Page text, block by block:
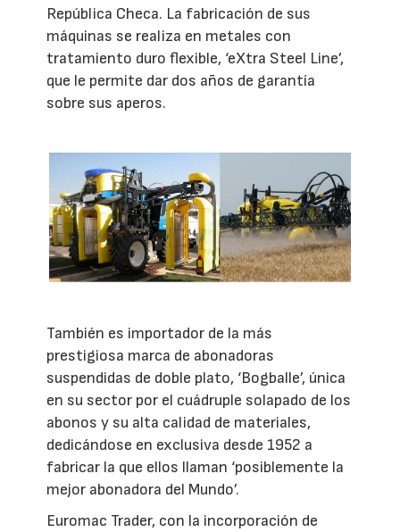
República Checa. La fabricación de sus
máquinas se realiza en metales con
tratamiento duro flexible, ‘eXtra Steel Line’,
que le permite dar dos años de garantía
sobre sus aperos.
También es importador de la más
prestigiosa marca de abonadoras
suspendidas de doble plato, ‘Bogballe’, única
en su sector por el cuádruple solapado de los
abonos y su alta calidad de materiales,
dedicándose en exclusiva desde 1952 a
fabricar la que ellos llaman ‘posiblemente la
mejor abonadora del Mundo’.
Euromac Trader, con la incorporación de